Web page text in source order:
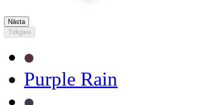
Nästa
Tidigare
Purple Rain